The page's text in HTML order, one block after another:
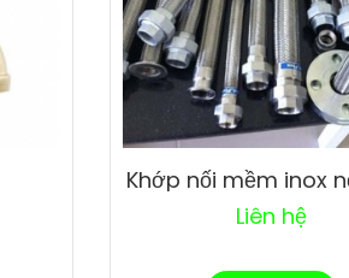
Khớp nối mềm inox
Liên hệ